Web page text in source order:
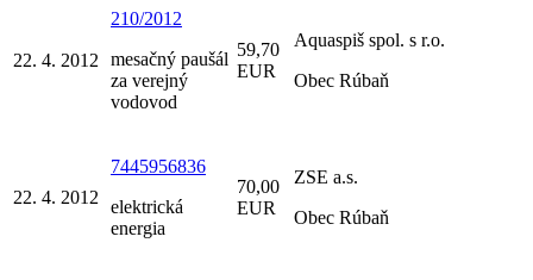
22. 4. 2012
210/2012
mesačný paušál
za verejný
vodovod
59,70
EUR
Aquaspiš spol. s r.o.
Obec Rúbaň
22. 4. 2012
7445956836
elektrická
energia
70,00
EUR
ZSE a.s.
Obec Rúbaň